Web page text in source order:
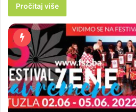
Pročitaj više